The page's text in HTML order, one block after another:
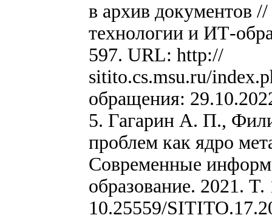
в архив документов
технологии и ИТ-
597. URL: http://
sitito.cs.msu.ru/
обращения:
5. Гагарин А. П.,
проблем как ядро
Современные
образование. 2021.
10.25559/